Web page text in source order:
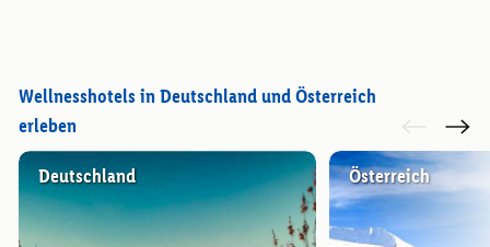
Wellnesshotels in Deutschland und Österreich
erleben
Deutschland Österreich